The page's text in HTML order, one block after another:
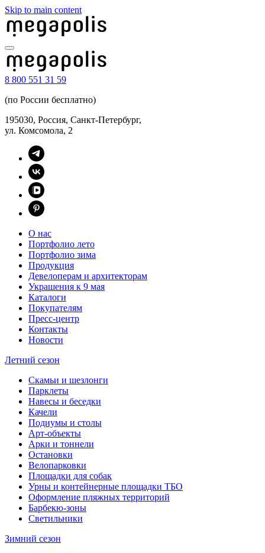
Skip to main content
8 800 551 31 59
(по России бесплатно)
195030, Россия, Санкт-Петербург,
ул. Комсомола, 2
О нас
Портфолио лето
Портфолио зима
Продукция
Девелоперам и архитекторам
Украшения к 9 мая
Каталоги
Покупателям
Пресс-центр
Контакты
Новости
Летний сезон
Скамьи и шезлонги
Парклеты
Навесы и беседки
Качели
Подиумы и столы
Арт-объекты
Арки и тоннели
Остановки
Велопарковки
Площадки для собак
Урны и контейнерные площадки ТБО
Оформление пляжных территорий
Барбекю-зоны
Светильники
Зимний сезон